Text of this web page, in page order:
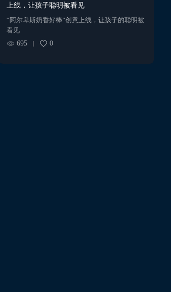
上线，让孩子聪明被看见
“阿尔卑斯奶香好棒”创意上线，让孩子的聪明被
看见
695
0